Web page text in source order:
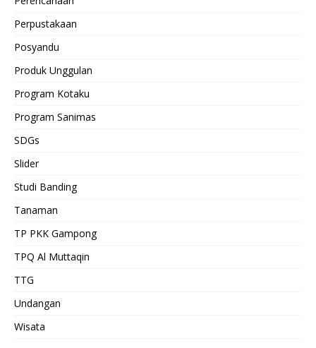
Perpustakaan
Posyandu
Produk Unggulan
Program Kotaku
Program Sanimas
SDGs
Slider
Studi Banding
Tanaman
TP PKK Gampong
TPQ Al Muttaqin
TTG
Undangan
Wisata